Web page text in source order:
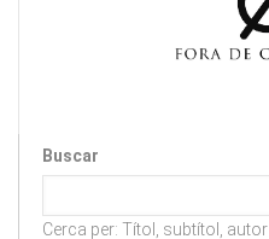
Buscar
Cerca per: Títol, subtítol, autor